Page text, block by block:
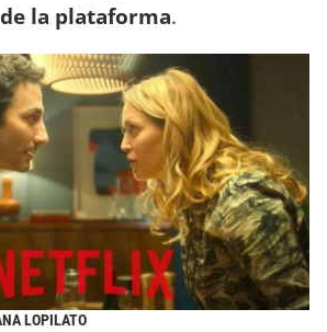
la plataforma.
LOPILATO